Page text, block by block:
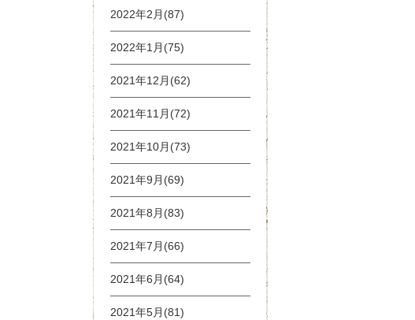
2022年2月(87)
2022年1月(75)
2021年12月(62)
2021年11月(72)
2021年10月(73)
2021年9月(69)
2021年8月(83)
2021年7月(66)
2021年6月(64)
2021年5月(81)